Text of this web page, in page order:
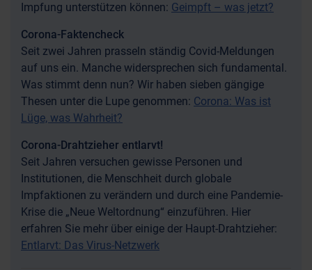
Impfung unterstützen können: Geimpft – was jetzt?
Corona-Faktencheck
Seit zwei Jahren prasseln ständig Covid-Meldungen
auf uns ein. Manche widersprechen sich fundamental.
Was stimmt denn nun? Wir haben sieben gängige
Thesen unter die Lupe genommen: Corona: Was ist
Lüge, was Wahrheit?
Corona-Drahtzieher entlarvt!
Seit Jahren versuchen gewisse Personen und
Institutionen, die Menschheit durch globale
Impfaktionen zu verändern und durch eine Pandemie-
Krise die „Neue Weltordnung“ einzuführen. Hier
erfahren Sie mehr über einige der Haupt-Drahtzieher:
Entlarvt: Das Virus-Netzwerk